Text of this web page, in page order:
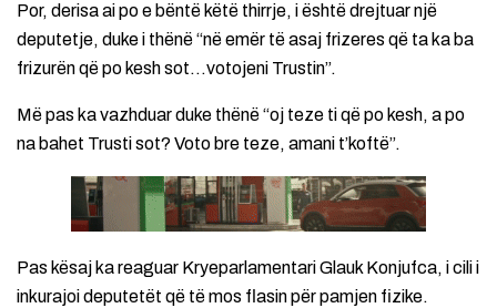
Por, derisa ai po e bëntë këtë thirrje, i është drejtuar një
deputetje, duke i thënë “në emër të asaj frizeres që ta ka ba
frizurën që po kesh sot…votojeni Trustin”.
Më pas ka vazhduar duke thënë “oj teze ti që po kesh, a po
na bahet Trusti sot? Voto bre teze, amani t’koftë”.
Pas kësaj ka reaguar Kryeparlamentari Glauk Konjufca, i cili i
inkurajoi deputetët që të mos flasin për pamjen fizike.